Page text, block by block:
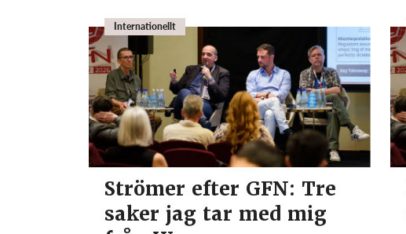
Internationellt
Strömer efter GFN: Tre
saker jag tar med mig